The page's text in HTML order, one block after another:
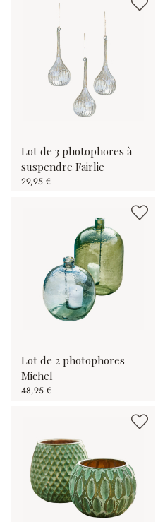
Lot de 3 photophores à
suspendre Fairlie
29,95 €
Lot de 2 photophores
Michel
48,95 €